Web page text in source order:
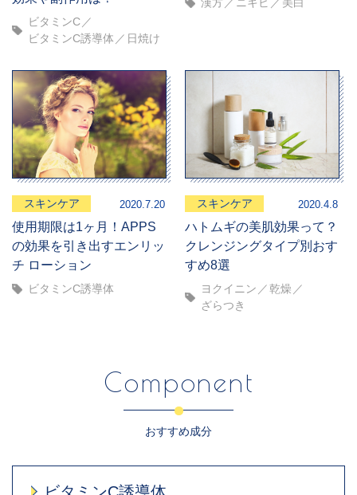
ビタミンC
ビタミンC誘導体
日焼け
スキンケア 2020.7.20
使用期限は1ヶ月！APPS
の効果を引き出すエンリッ
チ ローション
ビタミンC誘導体
スキンケア 2020.4.8
ハトムギの美肌効果って？
クレンジングタイプ別おす
すめ8選
ヨクイニン
乾燥
ざらつき
Component
おすすめ成分